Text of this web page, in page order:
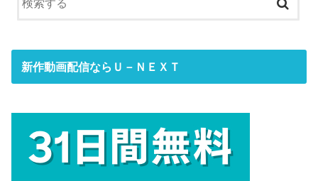
新作動画配信ならＵ－ＮＥＸＴ